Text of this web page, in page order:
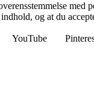
med
og at du
YouTube